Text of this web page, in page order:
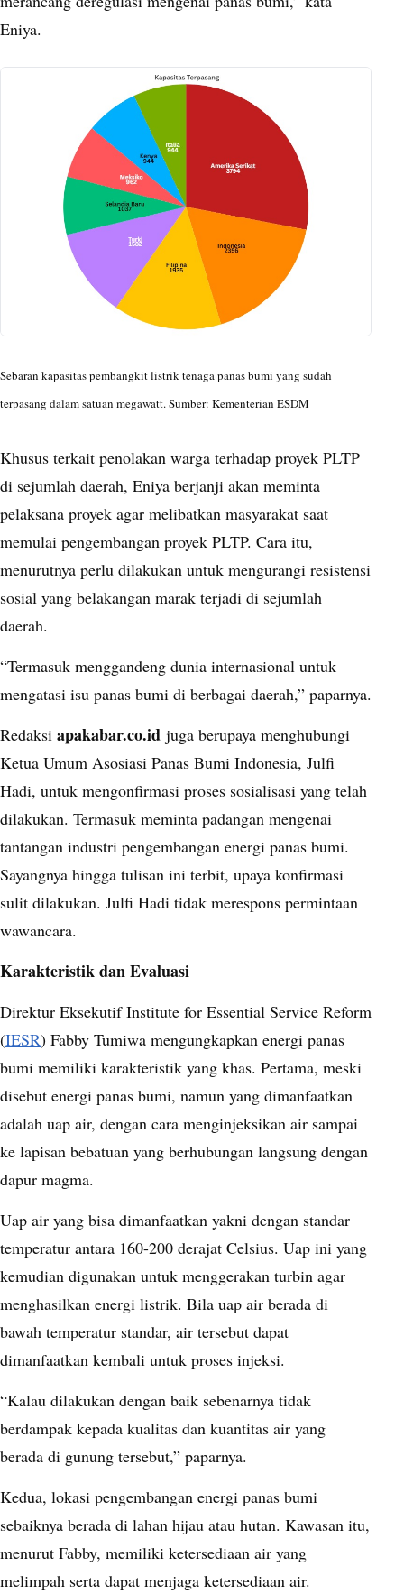
Eniya.
Sebaran kapasitas pembangkit listrik tenaga panas bumi yang sudah
terpasang dalam satuan megawatt. Sumber: Kementerian ESDM
Khusus terkait penolakan warga terhadap proyek PLTP
di sejumlah daerah, Eniya berjanji akan meminta
pelaksana proyek agar melibatkan masyarakat saat
memulai pengembangan proyek PLTP. Cara itu,
menurutnya perlu dilakukan untuk mengurangi resistensi
sosial yang belakangan marak terjadi di sejumlah
daerah.
“Termasuk menggandeng dunia internasional untuk
mengatasi isu panas bumi di berbagai daerah,” paparnya.
Redaksi apakabar.co.id juga berupaya menghubungi
Ketua Umum Asosiasi Panas Bumi Indonesia, Julfi
Hadi, untuk mengonfirmasi proses sosialisasi yang telah
dilakukan. Termasuk meminta padangan mengenai
tantangan industri pengembangan energi panas bumi.
Sayangnya hingga tulisan ini terbit, upaya konfirmasi
sulit dilakukan. Julfi Hadi tidak merespons permintaan
wawancara.
Karakteristik dan Evaluasi
Direktur Eksekutif Institute for Essential Service Reform
(IESR) Fabby Tumiwa mengungkapkan energi panas
bumi memiliki karakteristik yang khas. Pertama, meski
disebut energi panas bumi, namun yang dimanfaatkan
adalah uap air, dengan cara menginjeksikan air sampai
ke lapisan bebatuan yang berhubungan langsung dengan
dapur magma.
Uap air yang bisa dimanfaatkan yakni dengan standar
temperatur antara 160-200 derajat Celsius. Uap ini yang
kemudian digunakan untuk menggerakan turbin agar
menghasilkan energi listrik. Bila uap air berada di
bawah temperatur standar, air tersebut dapat
dimanfaatkan kembali untuk proses injeksi.
“Kalau dilakukan dengan baik sebenarnya tidak
berdampak kepada kualitas dan kuantitas air yang
berada di gunung tersebut,” paparnya.
Kedua, lokasi pengembangan energi panas bumi
sebaiknya berada di lahan hijau atau hutan. Kawasan itu,
menurut Fabby, memiliki ketersediaan air yang
melimpah serta dapat menjaga ketersediaan air.